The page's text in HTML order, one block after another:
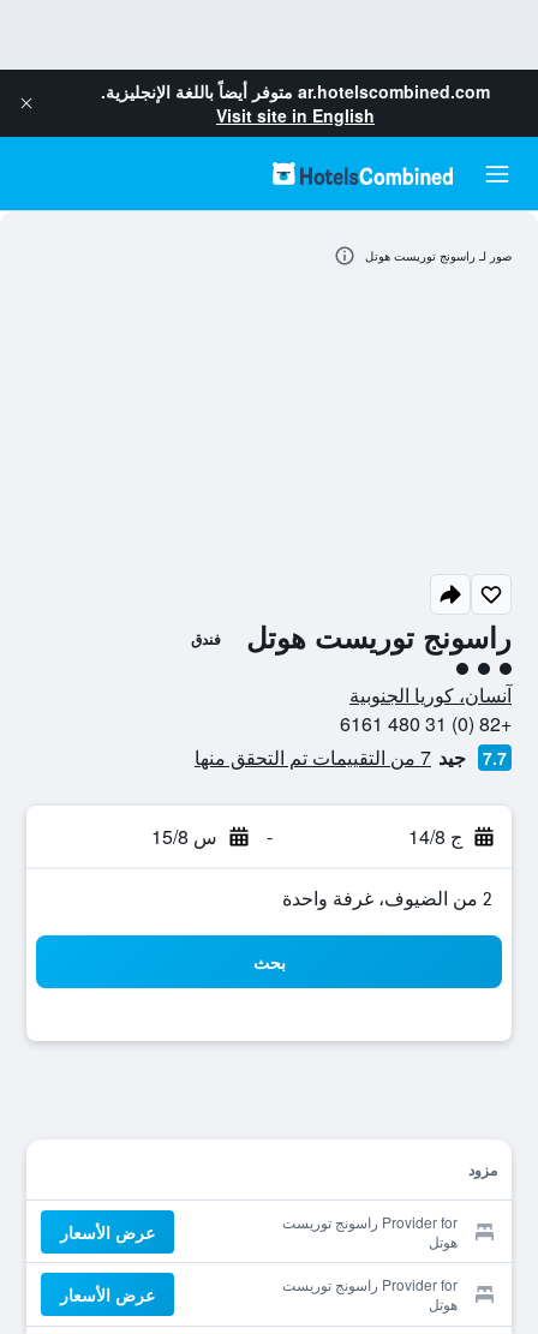
ar.hotelscombined.com متوفر أيضاً باللغة الإنجليزية.
Visit site in English
راسونج توريست هوتل فندق
تقييم فئة 3
آنسان، كوريا الجنوبية
+82 (0) 31 480 6161
7.7 جيد 7 من التقييمات تم التحقق منها
ج 14/8 - س 15/8
2 من الضيوف، غرفة واحدة
بحث
مزود
Provider for راسونج توريست
هوتل
عرض الأسعار
Provider for راسونج توريست
هوتل
عرض الأسعار
صور لـ راسونج توريست هوتل